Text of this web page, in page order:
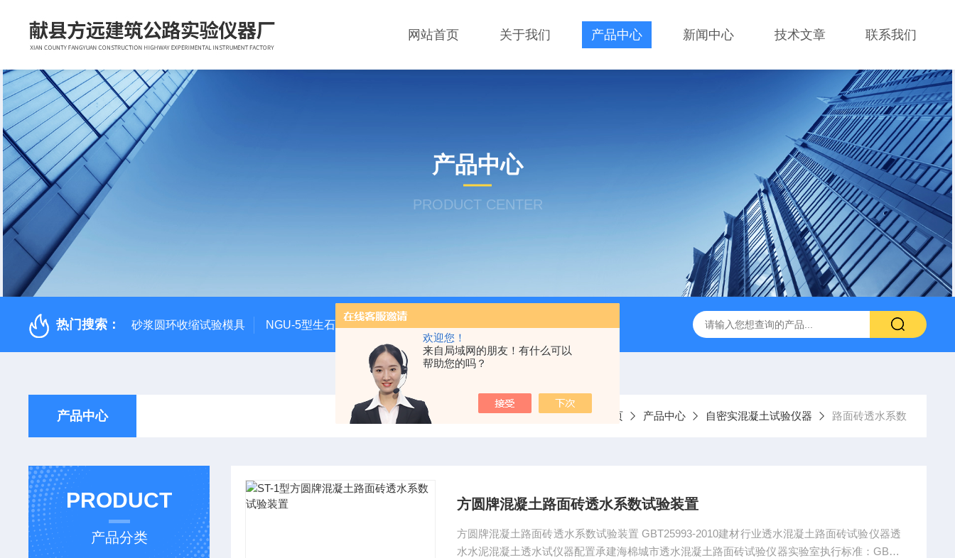
欢迎您！
来自局域网的朋友！有什么可以
帮助您的吗？
网站首页 关于我们 产品中心 新闻中心 技术文章 联系我们
产品中心
PRODUCT CENTER
热门搜索： 砂浆圆环收缩试验模具 NGU-5型生石灰消化器（保温带盖消化器） *GB/T 50080-2016标准普通混凝土泌水率试验容量筒试验方法 生石灰浆渣测定仪
产品中心 当前位置： 首页 产品中心 自密实混凝土试验仪器 路面砖透水系数
PRODUCT
产品分类
方圆牌混凝土路面砖透水系数试验装置
方圆牌混凝土路面砖透水系数试验装置 GBT25993-2010建材行业透水混凝土路面砖试验仪器透
水水泥混凝土透水试仪器配置承建海棉城市透水混凝土路面砖试验仪器实验室执行标准：GBT2